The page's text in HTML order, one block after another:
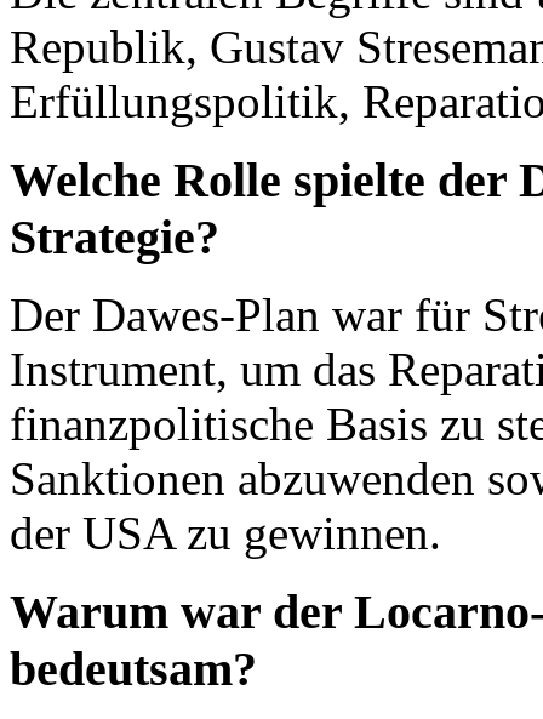
Republik, Gustav
Erfüllungspolitik,
Welche Rolle spielte der
Strategie?
Der Dawes-Plan war für
Instrument, um das
finanzpolitische Basis zu
Sanktionen abzuwenden
der USA zu gewinnen.
Warum war der
bedeutsam?